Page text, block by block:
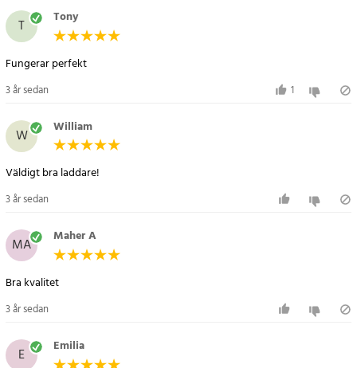
T Tony
Fungerar perfekt
3 år sedan 1
W William
Väldigt bra laddare!
3 år sedan
MA Maher A
Bra kvalitet
3 år sedan
E Emilia